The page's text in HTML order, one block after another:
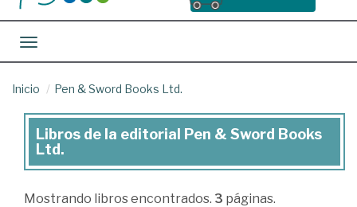
Toggle navigation
Inicio Pen & Sword Books Ltd.
Libros
de
la
Libros de la editorial Pen & Sword Books
Ltd.
Mostrando libros encontrados. 3 páginas.